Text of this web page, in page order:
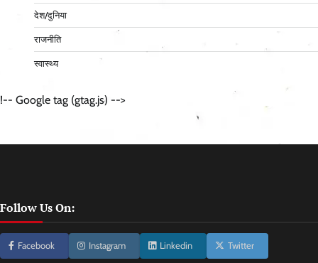
देश/दुनिया
राजनीति
स्वास्थ्य
!-- Google tag (gtag.js) -->
Follow Us On:
Facebook Instagram Linkedin Twitter